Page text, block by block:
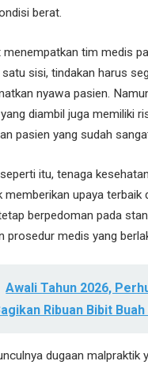
berat.
tim medis
sisi, tindakan harus
nyawa pasien.
diambil juga memiliki
pasien yang sudah
itu, tenaga
memberikan upaya terbaik
berpedoman pada
prosedur medis yang
Awali Tahun 2026,
Ribuan Bibit
dugaan malpraktik